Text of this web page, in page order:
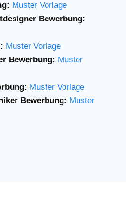
Muster Vorlage
Bewerbung:
Muster Vorlage
Bewerbung: Muster
Muster Vorlage
Bewerbung: Muster